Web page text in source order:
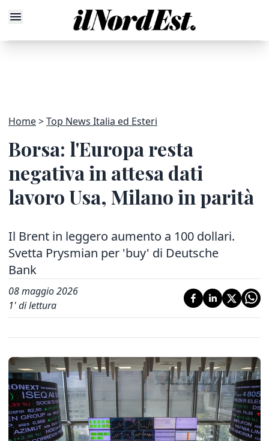
Home Top News Italia ed Esteri
Borsa: l'Europa resta
negativa in attesa dati
lavoro Usa, Milano in parità
Il Brent in leggero aumento a 100 dollari.
Svetta Prysmian per 'buy' di Deutsche
Bank
08 maggio 2026
1' di lettura